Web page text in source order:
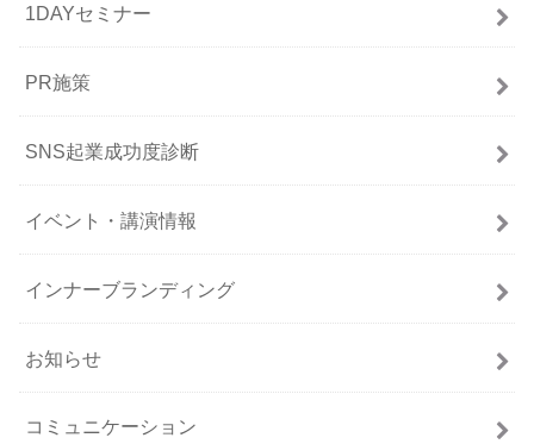
1DAYセミナー
PR施策
SNS起業成功度診断
イベント・講演情報
インナーブランディング
お知らせ
コミュニケーション